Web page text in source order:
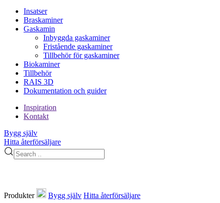
Insatser
Braskaminer
Gaskamin
Inbyggda gaskaminer
Fristående gaskaminer
Tillbehör för gaskaminer
Biokaminer
Tillbehör
RAIS 3D
Dokumentation och guider
Inspiration
Kontakt
Bygg själv
Hitta återförsäljare
Produkter Bygg själv Hitta återförsäljare